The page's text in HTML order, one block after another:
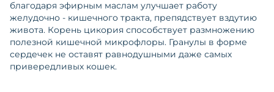
благодаря эфирным маслам улучшает работу
желудочно - кишечного тракта, препядствует вздутию
живота. Корень цикория способствует размножению
полезной кишечной микрофлоры. Гранулы в форме
сердечек не оставят равнодушными даже самых
привередливых кошек.